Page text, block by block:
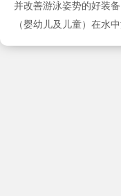
并改善游泳姿势的好装
（婴幼儿及儿童）在水
通